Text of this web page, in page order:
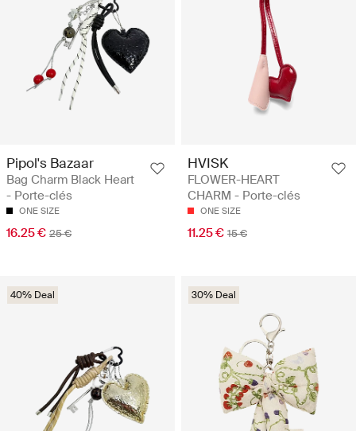
Pipol's Bazaar
Bag Charm Black Heart
- Porte-clés
ONE SIZE
16.25 € 25 €
HVISK
FLOWER-HEART
CHARM - Porte-clés
ONE SIZE
11.25 € 15 €
40% Deal 30% Deal